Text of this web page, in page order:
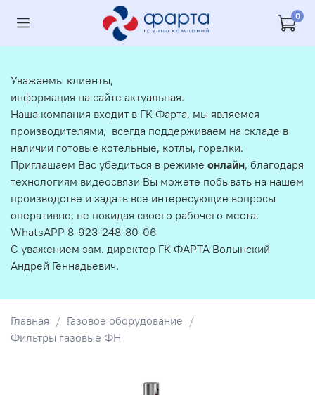
0
Главная
Газовое оборудование
Фильтры газовые ФН
Уважаемы клиенты,
информация на сайте актуальная.
Наша компания входит в ГК Фарта, мы являемся
производителями, всегда поддерживаем на складе в
наличии готовые котельные, котлы, горелки.
Приглашаем Вас убедиться в режиме онлайн, благодаря
технологиям видеосвязи Вы можете побывать на нашем
производстве и задать все интересующие вопросы
оперативно, не покидая своего рабочего места.
WhatsAPP 8-923-248-80-06
С уважением зам. директор ГК ФАРТА Волынский
Андрей Геннадьевич.